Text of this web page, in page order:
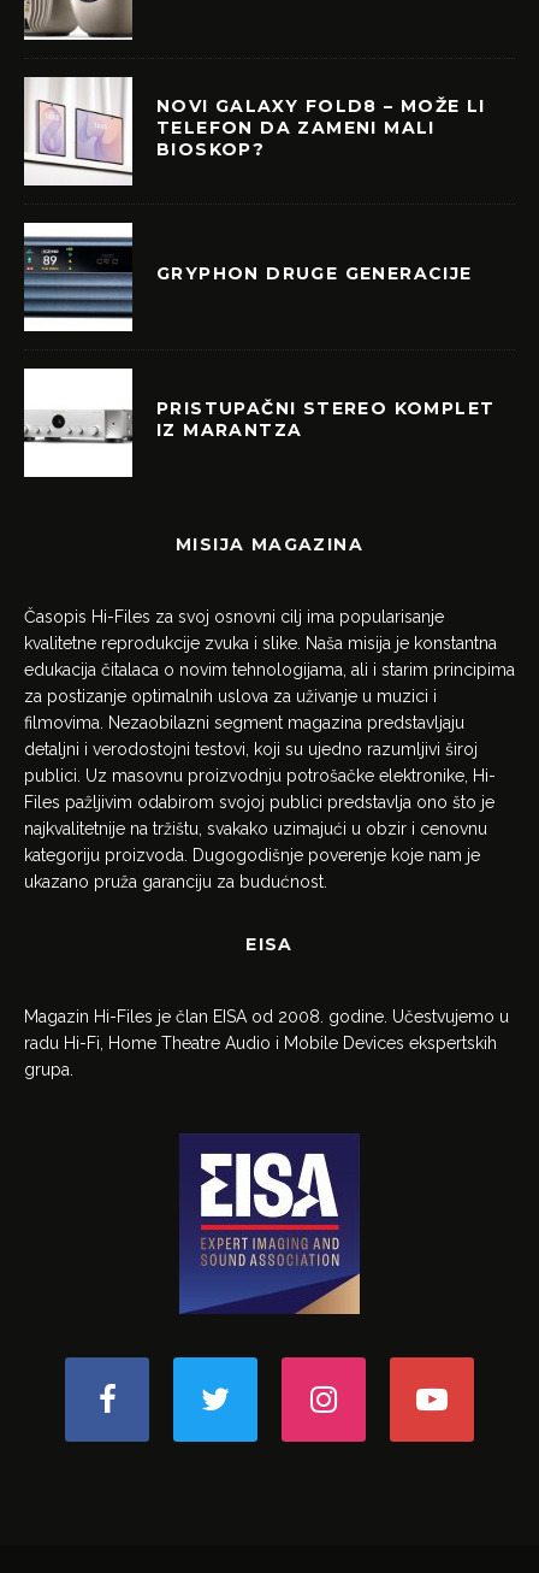
NOVI GALAXY FOLD8 – MOŽE LI
TELEFON DA ZAMENI MALI
BIOSKOP?
GRYPHON DRUGE GENERACIJE
PRISTUPAČNI STEREO KOMPLET
IZ MARANTZA
MISIJA MAGAZINA
Časopis Hi-Files za svoj osnovni cilj ima popularisanje
kvalitetne reprodukcije zvuka i slike. Naša misija je konstantna
edukacija čitalaca o novim tehnologijama, ali i starim principima
za postizanje optimalnih uslova za uživanje u muzici i
filmovima. Nezaobilazni segment magazina predstavljaju
detaljni i verodostojni testovi, koji su ujedno razumljivi široj
publici. Uz masovnu proizvodnju potrošačke elektronike, Hi-
Files pažljivim odabirom svojoj publici predstavlja ono što je
najkvalitetnije na tržištu, svakako uzimajući u obzir i cenovnu
kategoriju proizvoda. Dugogodišnje poverenje koje nam je
ukazano pruža garanciju za budućnost.
EISA
Magazin Hi-Files je član EISA od 2008. godine. Učestvujemo u
radu Hi-Fi, Home Theatre Audio i Mobile Devices ekspertskih
grupa.